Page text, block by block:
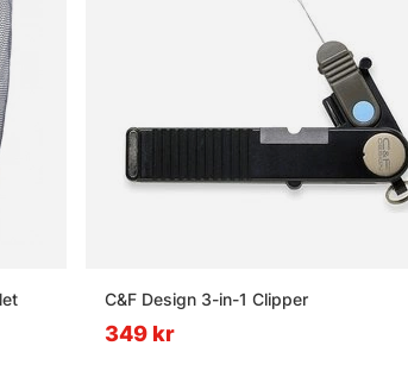
C&F Design 3-in-1 Clipper
349 kr